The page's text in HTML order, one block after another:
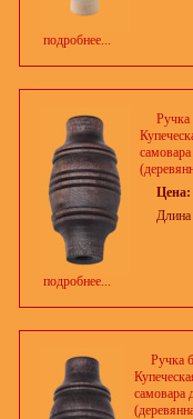
подробнее...
подробнее...
Ручка
Цена:
Ручка
самовара